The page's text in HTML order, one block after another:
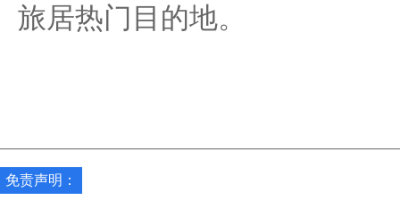
旅居热门目的地。
免责声明：